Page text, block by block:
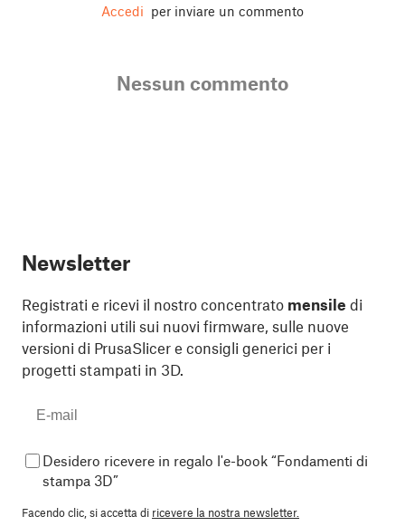
Accedi per inviare un commento
Nessun commento
Newsletter
Registrati e ricevi il nostro concentrato mensile di
informazioni utili sui nuovi firmware, sulle nuove
versioni di PrusaSlicer e consigli generici per i
progetti stampati in 3D.
Desidero ricevere in regalo l'e-book “Fondamenti di
stampa 3D”
Facendo clic, si accetta di ricevere la nostra newsletter.